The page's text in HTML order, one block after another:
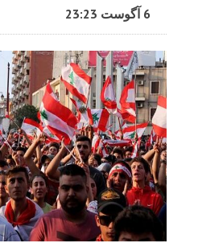
6 آگوست 23:23